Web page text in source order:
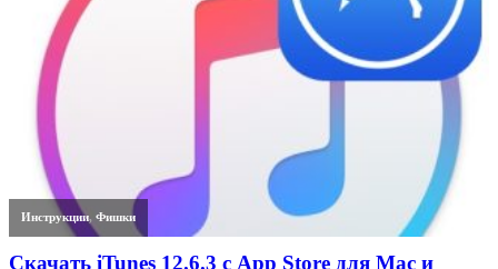
Инструкции,Фишки
Скачать iTunes 12.6.3 с App Store для Mac и